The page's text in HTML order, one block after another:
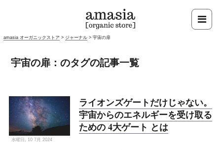
amasia オーガニックストア > ジャーナル >宇宙の扉
宇宙の扉：のタグの記事一覧
ライオンズゲートだけじゃない。
宇宙からのエネルギーを受け取る
ための 4大ゲート とは
水曜日, 10 7月 2024